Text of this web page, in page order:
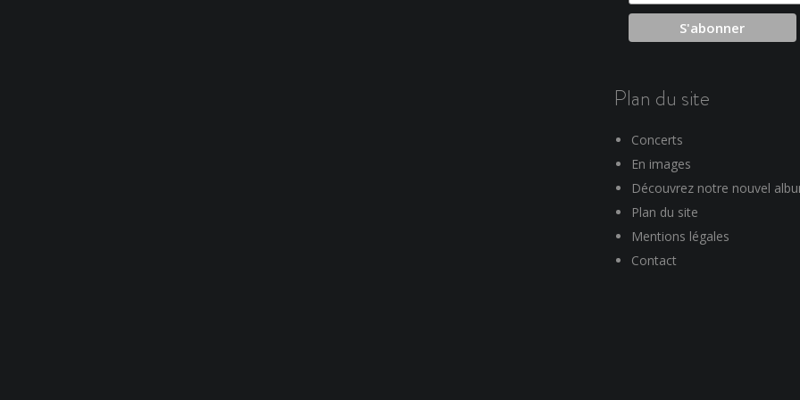
Plan du site
Concerts
En images
Découvrez notre nouvel
Plan du site
Mentions légales
Contact